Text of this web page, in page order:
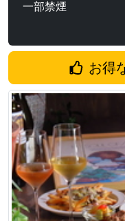
一部禁煙
お得